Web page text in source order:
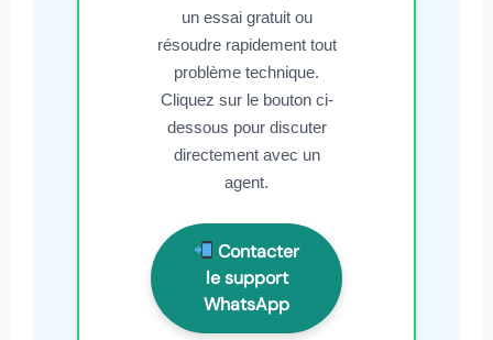
un essai gratuit ou
résoudre rapidement tout
problème technique.
Cliquez sur le bouton ci-
dessous pour discuter
directement avec un
agent.
Contacter
le support
WhatsApp